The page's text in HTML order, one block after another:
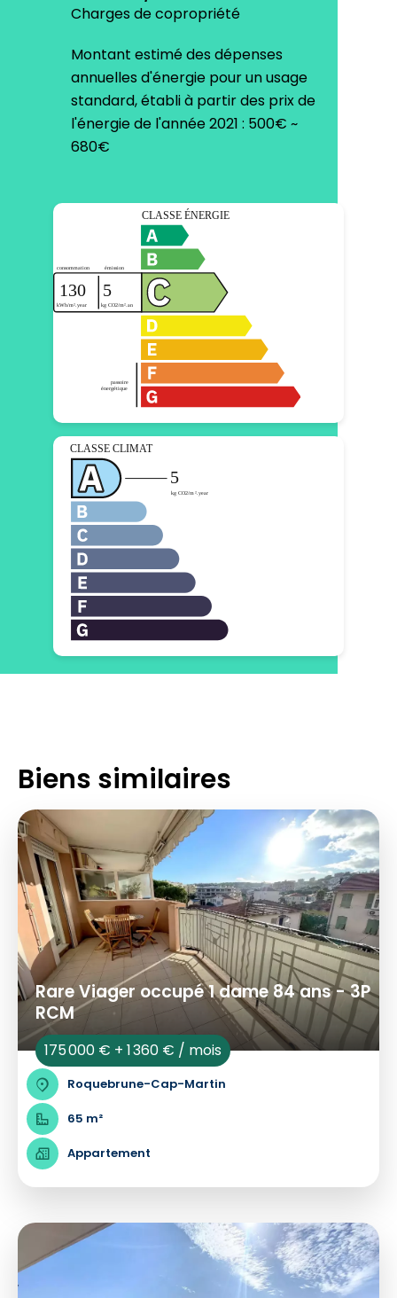
Charges de copropriété
Montant estimé des dépenses
annuelles d'énergie pour un usage
standard, établi à partir des prix de
l'énergie de l'année 2021 : 500€ ~
680€
Biens similaires
Rare Viager occupé 1 dame 84 ans - 3P
RCM
175 000 € + 1 360 € / mois
Roquebrune-Cap-Martin
65 m²
Appartement